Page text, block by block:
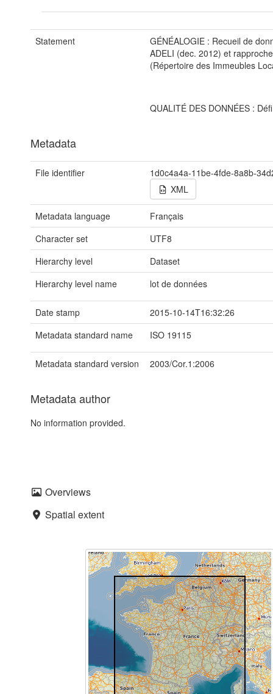
Statement
GÉNÉALOGIE : Recueil de
ADELI (dec. 2012) et
(Répertoire des Immeubles
QUALITÉ DES DONNÉES :
Metadata
File identifier
1d0c4a4a-11be-4fde-8a8b-
XML
Metadata language
Français
Character set
UTF8
Hierarchy level
Dataset
Hierarchy level name
lot de données
Date stamp
2015-10-14T16:32:26
Metadata standard name
ISO 19115
Metadata standard version 2003/Cor.1:2006
Metadata author
No information provided.
Overviews
Spatial extent